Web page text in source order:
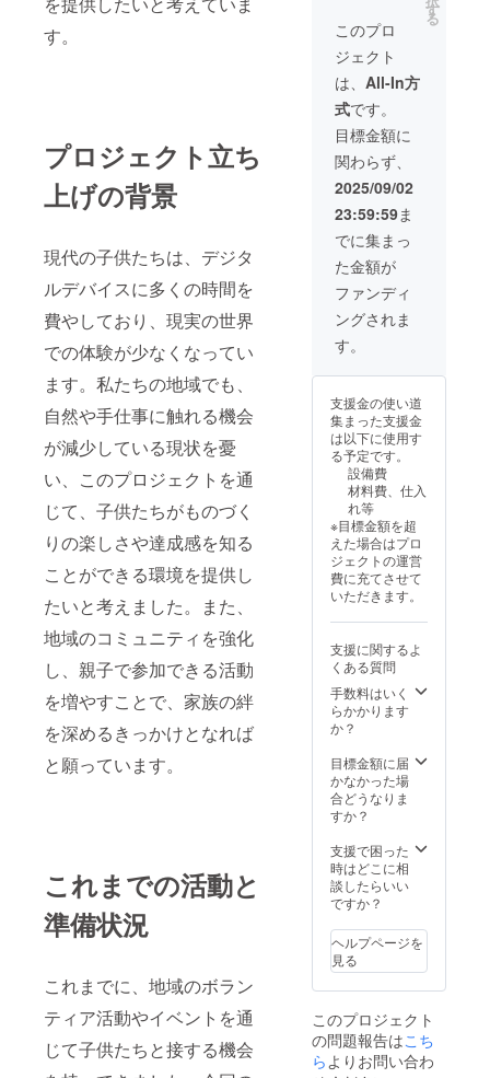
す。
プロジェクト立ち
上げの背景
現代の子供たちは、デジタ
ルデバイスに多くの時間を
費やしており、現実の世界
での体験が少なくなってい
ます。私たちの地域でも、
自然や手仕事に触れる機会
が減少している現状を憂
い、このプロジェクトを通
じて、子供たちがものづく
りの楽しさや達成感を知る
ことができる環境を提供し
たいと考えました。また、
地域のコミュニティを強化
し、親子で参加できる活動
を増やすことで、家族の絆
を深めるきっかけとなれば
と願っています。
これまでの活動と
準備状況
これまでに、地域のボラン
ティア活動やイベントを通
じて子供たちと接する機会
す
る
このプロ
ジェクト
は、 All-In方
式です。
目標金額に
関わらず、
2025/09/02
23:59:59ま
でに集まっ
た金額が
ファンディ
ングされま
す。
支援金の使い道
集まった支援金
は以下に使用す
る予定です。
設備費
材料費、仕入
れ等
※目標金額を超
えた場合はプロ
ジェクトの運営
費に充てさせて
いただきます。
支援に関するよ
くある質問
手数料はいく
らかかります
か？
目標金額に届
かなかった場
合どうなりま
すか？
支援で困った
時はどこに相
談したらいい
ですか？
ヘルプページを
見る
このプロジェクト
の問題報告はこち
ら よりお問い合わ